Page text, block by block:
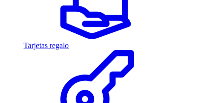
Tarjetas regalo